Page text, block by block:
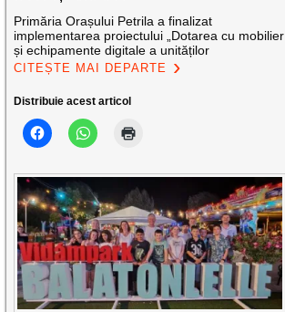
Primăria Orașului Petrila a finalizat
implementarea proiectului „Dotarea cu mobilier
și echipamente digitale a unităților
CITEȘTE MAI DEPARTE
Distribuie acest articol